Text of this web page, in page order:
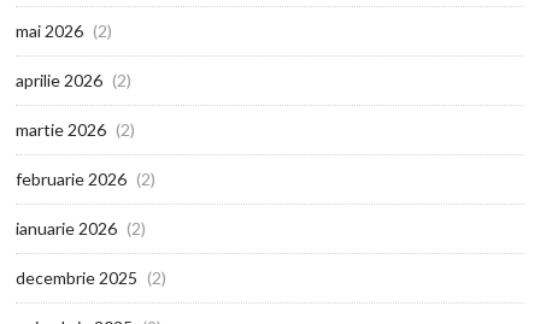
mai 2026 (2)
aprilie 2026 (2)
martie 2026 (2)
februarie 2026 (2)
ianuarie 2026 (2)
decembrie 2025 (2)